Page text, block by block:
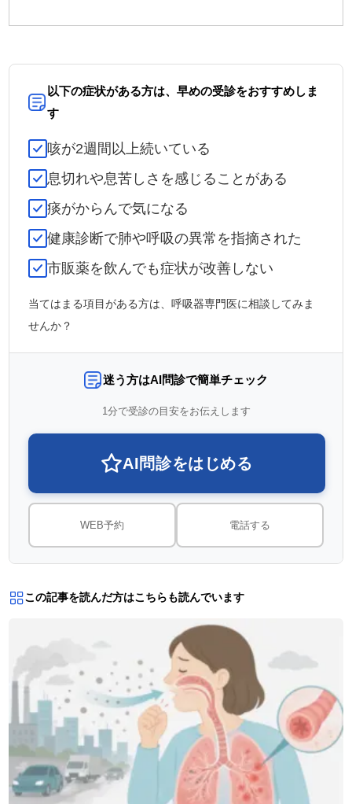
以下の症状がある方は、早めの受診をおすすめしま
す
咳が2週間以上続いている
息切れや息苦しさを感じることがある
痰がからんで気になる
健康診断で肺や呼吸の異常を指摘された
市販薬を飲んでも症状が改善しない
当てはまる項目がある方は、呼吸器専門医に相談してみま
せんか？
迷う方はAI問診で簡単チェック
1分で受診の目安をお伝えします
AI問診をはじめる
WEB予約 電話する
この記事を読んだ方はこちらも読んでいます